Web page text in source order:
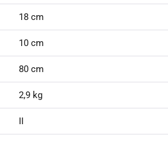
18 cm
10 cm
80 cm
2,9 kg
II